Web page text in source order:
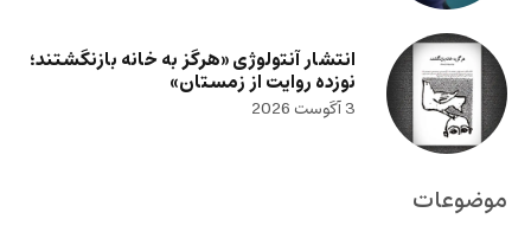
انتشار آنتولوژی «هرگز به خانه بازنگشتند؛
نوزده روایت از زمستان»
3 آگوست 2026
موضوعات